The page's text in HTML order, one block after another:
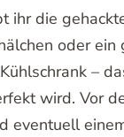
ihr die
oder
–
wird. Vor
eventuell